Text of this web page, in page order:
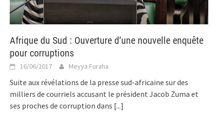
Afrique du Sud : Ouverture d’une nouvelle enquête
pour corruptions
16/06/2017 Meyya Furaha
Suite aux révélations de la presse sud-africaine sur des
milliers de courriels accusant le président Jacob Zuma et
ses proches de corruption dans [...]